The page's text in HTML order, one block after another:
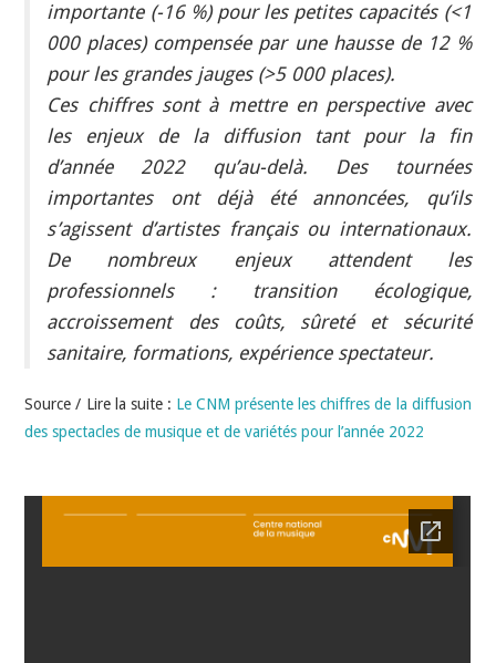
importante (-16 %) pour les petites capacités (<1
000 places) compensée par une hausse de 12 %
pour les grandes jauges (>5 000 places).
Ces chiffres sont à mettre en perspective avec
les enjeux de la diffusion tant pour la fin
d’année 2022 qu’au-delà. Des tournées
importantes ont déjà été annoncées, qu’ils
s’agissent d’artistes français ou internationaux.
De nombreux enjeux attendent les
professionnels : transition écologique,
accroissement des coûts, sûreté et sécurité
sanitaire, formations, expérience spectateur.
Source / Lire la suite : Le CNM présente les chiffres de la diffusion
des spectacles de musique et de variétés pour l’année 2022